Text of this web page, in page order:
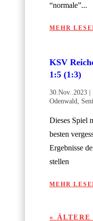
“normale”...
MEHR
KSV
1:5 (1:3)
30.Nov..2023
Odenwald
Dieses Spiel
besten
Ergebnisse
stellen
MEHR
« ÄLTERE